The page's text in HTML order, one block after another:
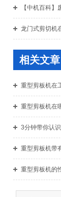
【中机百科
龙门式剪切机
相关文章
重型剪板机在
重型剪板机在
3分钟带你认
重型剪板机带
重型剪板机的